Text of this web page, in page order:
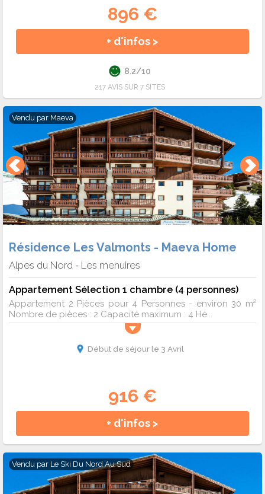
896 €
+ d'infos >
8.2/10
217 AVIS SUR 7 SITES
Vendu par Maeva
Résidence Les Valmonts - Maeva Home
Alpes du Nord - Les menuires
Appartement Sélection 1 chambre (4 personnes)
Appartement 2 Pièces pour 4 Personnes - environ 30 m²
Nombre de pièces : 2 Capacité maximum : 4 Hé...
Début de séjour le 3 Avril
916 €
+ d'infos >
Vendu par Le Ski Du Nord Au Sud